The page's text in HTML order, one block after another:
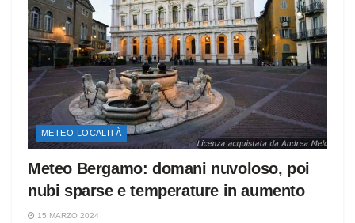
METEO LOCALITÀ
Meteo Bergamo: domani nuvoloso, poi
nubi sparse e temperature in aumento
15 MARZO 2024